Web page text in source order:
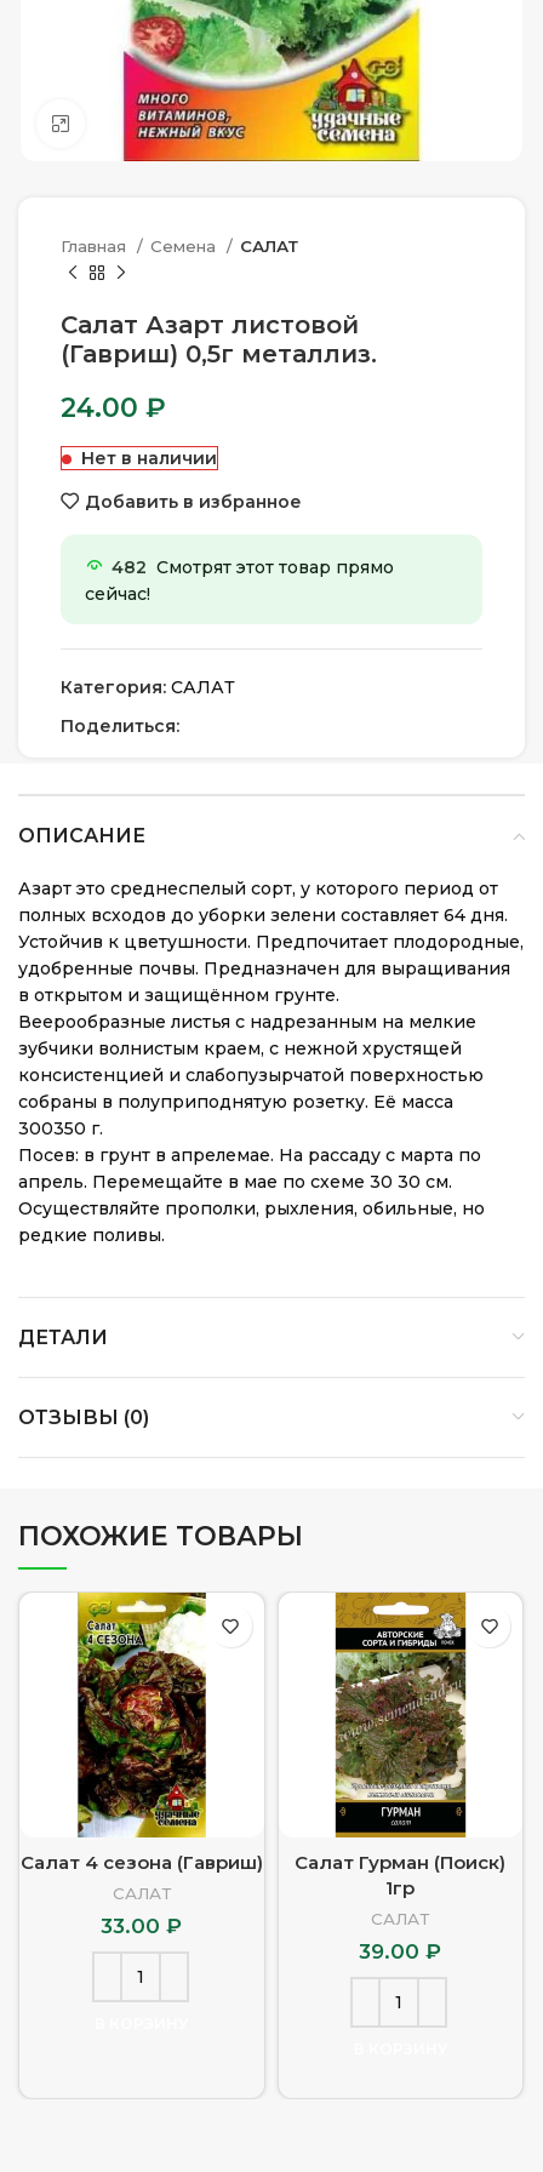
Нажмите, чтобы увеличить
Главная Семена САЛАТ
Салат Азарт листовой
(Гавриш) 0,5г металлиз.
24.00 ₽
Нет в наличии
Добавить в избранное
482 Смотрят этот товар прямо
сейчас!
Категория: САЛАТ
Поделиться:
ОПИСАНИЕ
Азарт это среднеспелый сорт, у которого период от
полных всходов до уборки зелени составляет 64 дня.
Устойчив к цветушности. Предпочитает плодородные,
удобренные почвы. Предназначен для выращивания
в открытом и защищённом грунте.
Веерообразные листья с надрезанным на мелкие
зубчики волнистым краем, с нежной хрустящей
консистенцией и слабопузырчатой поверхностью
собраны в полуприподнятую розетку. Её масса
300350 г.
Посев: в грунт в апрелемае. На рассаду с марта по
апрель. Перемещайте в мае по схеме 30 30 см.
Осуществляйте прополки, рыхления, обильные, но
редкие поливы.
ДЕТАЛИ
ОТЗЫВЫ (0)
ПОХОЖИЕ ТОВАРЫ
Салат 4 сезона (Гавриш)
САЛАТ
33.00₽
Салат Гурман (Поиск)
1гр
САЛАТ
39.00₽